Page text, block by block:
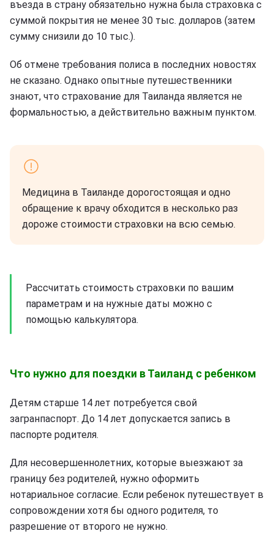
въезда в страну обязательно нужна была страховка с
суммой покрытия не менее 30 тыс. долларов (затем
сумму снизили до 10 тыс.).
Об отмене требования полиса в последних новостях
не сказано. Однако опытные путешественники
знают, что страхование для Таиланда является не
формальностью, а действительно важным пунктом.
Медицина в Таиланде дорогостоящая и одно
обращение к врачу обходится в несколько раз
дороже стоимости страховки на всю семью.
Рассчитать стоимость страховки по вашим
параметрам и на нужные даты можно с
помощью калькулятора.
Что нужно для поездки в Таиланд с ребенком
Детям старше 14 лет потребуется свой
загранпаспорт. До 14 лет допускается запись в
паспорте родителя.
Для несовершеннолетних, которые выезжают за
границу без родителей, нужно оформить
нотариальное согласие. Если ребенок путешествует в
сопровождении хотя бы одного родителя, то
разрешение от второго не нужно.